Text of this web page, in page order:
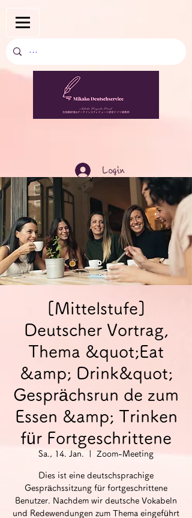
Login
[Mittelstufe]
Deutscher Vortrag,
Thema &quot;Eat
&amp; Drink&quot;
Gesprächsrun de zum
Essen &amp; Trinken
für Fortgeschrittene
Sa., 14. Jan. Zoom-Meeting
Dies ist eine deutschsprachige
Gesprächssitzung für fortgeschrittene
Benutzer. Nachdem wir deutsche Vokabeln
und Redewendungen zum Thema eingeführt